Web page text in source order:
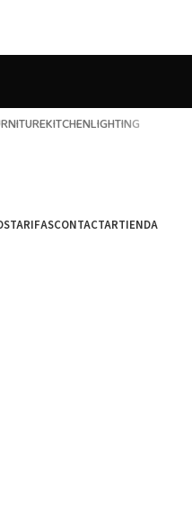
TARIFASCONTACTARTIENDA
KITCHENLIGHTING